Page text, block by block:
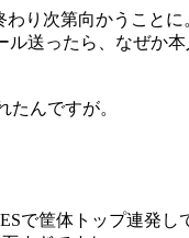
り次第向かうことに
送ったら、なぜか
んですが。
で筐体トップ連発し